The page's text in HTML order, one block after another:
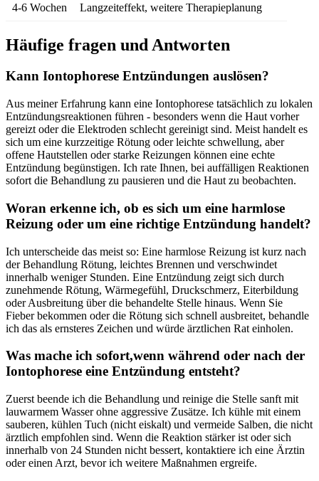
4-6 Wochen Langzeiteffekt,⁣ weitere Therapieplanung
Häufige fragen und Antworten
Kann⁣ Iontophorese Entzündungen auslösen?
Aus meiner Erfahrung kann ⁤eine Iontophorese tatsächlich zu lokalen
Entzündungsreaktionen führen -⁢ besonders wenn die Haut vorher
⁢gereizt oder die Elektroden schlecht gereinigt sind. ​Meist handelt es
sich um eine kurzzeitige ⁣Rötung oder leichte schwellung, aber
offene Hautstellen oder starke Reizungen können ​eine echte
Entzündung ⁢begünstigen. Ich ⁢rate Ihnen, bei‍ auffälligen Reaktionen
sofort​ die Behandlung zu ⁢pausieren und die​ Haut ⁢zu beobachten.
Woran⁤ erkenne ich,​ ob⁣ es⁣ sich um eine harmlose
Reizung oder um eine richtige ​Entzündung handelt?
Ich‍ unterscheide das meist so: Eine harmlose Reizung ist kurz⁢ nach
⁢der Behandlung Rötung, ⁣leichtes Brennen und verschwindet
innerhalb weniger Stunden. Eine Entzündung ⁢zeigt sich durch
zunehmende Rötung, Wärmegefühl, Druckschmerz, Eiterbildung
oder‍ Ausbreitung‌ über ⁢die behandelte Stelle ⁢hinaus. Wenn Sie
Fieber bekommen oder‍ die Rötung sich⁣ schnell ausbreitet,⁣ behandle⁣
ich das ‌als ernsteres ‍Zeichen und⁣ würde ​ärztlichen Rat einholen.
Was mache ich⁣ sofort,wenn ⁢während oder nach der⁤
Iontophorese ⁤eine‌ Entzündung​ entsteht?
Zuerst beende ich​ die Behandlung und reinige die Stelle sanft mit ​
lauwarmem ​Wasser ohne⁢ aggressive Zusätze. Ich kühle mit einem
sauberen, kühlen Tuch (nicht eiskalt) und vermeide Salben, die⁣ nicht
ärztlich⁤ empfohlen sind.⁢ Wenn die Reaktion ⁣stärker‌ ist ​oder sich
innerhalb von 24 Stunden nicht bessert, kontaktiere⁤ ich eine Ärztin
oder​ einen Arzt, bevor‍ ich weitere Maßnahmen⁣ ergreife.